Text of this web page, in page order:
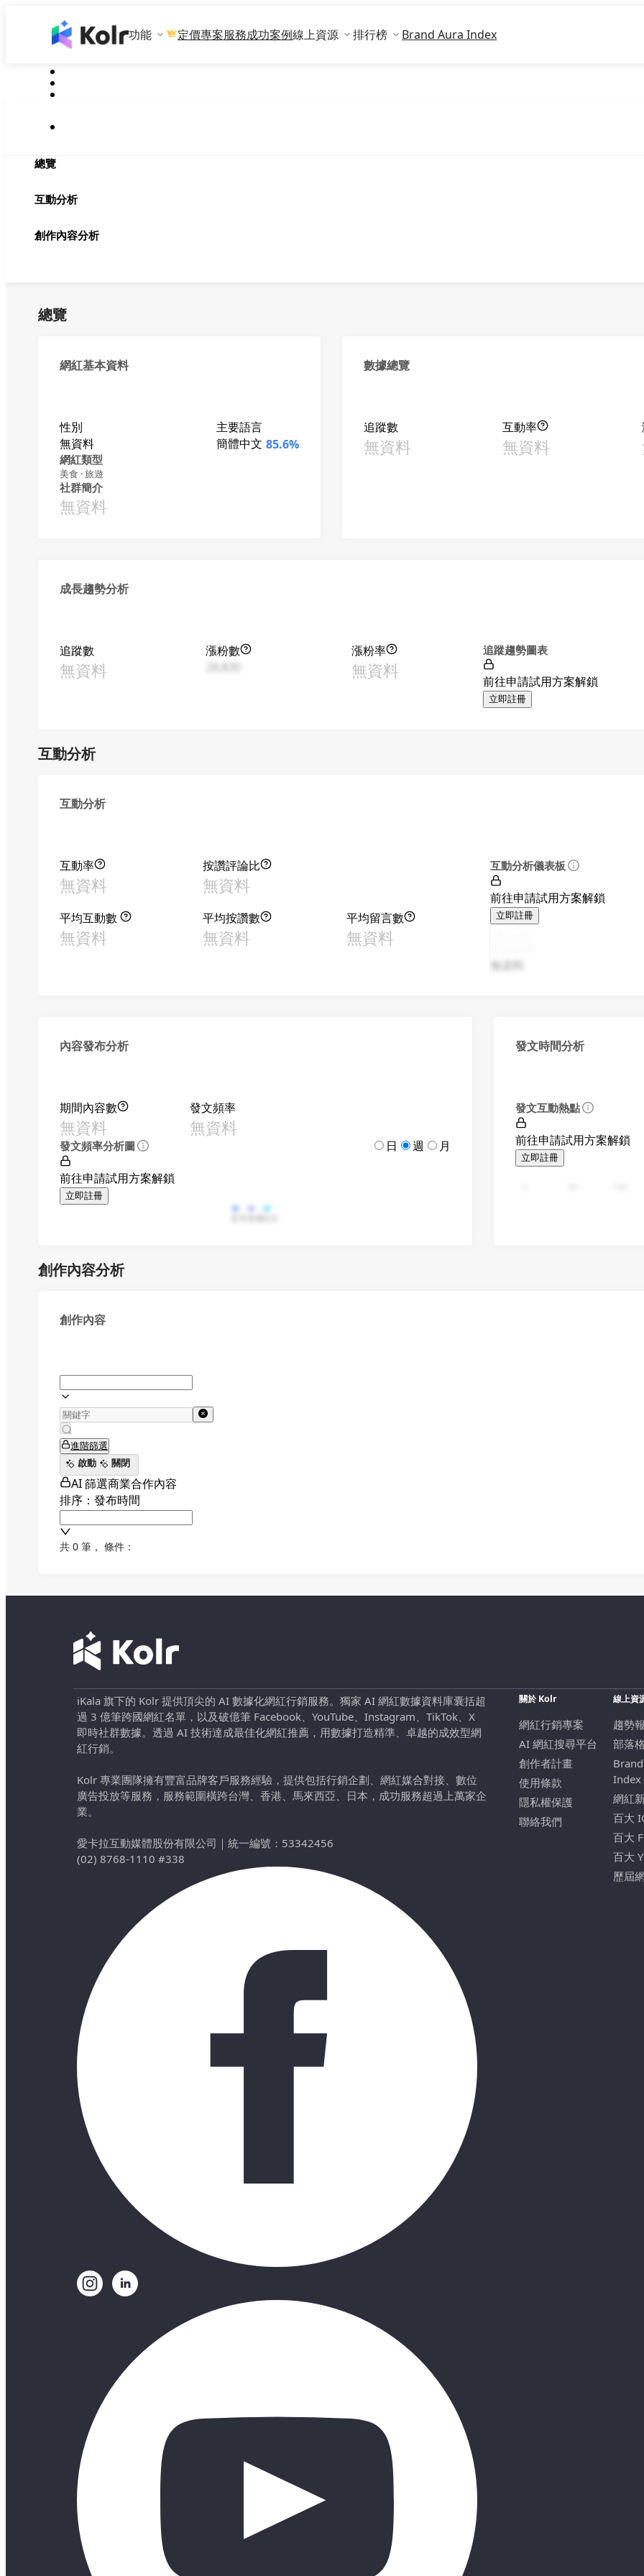
功能 定價專案服務成功案例線上資源 排行榜 Brand Aura Index
總覽
互動分析
創作內容分析
總覽
網紅基本資料
性別
無資料
主要語言
簡體中文 85.6%
網紅類型
美食 · 旅遊
社群簡介
無資料
數據總覽
追蹤數
無資料
互動率
無資料
成長趨勢分析
追蹤數
無資料
漲粉數
漲粉率
無資料
追蹤趨勢圖表
前往申請試用方案解鎖
立即註冊
互動分析
互動分析
互動率
無資料
按讚評論比
無資料
平均互動數
無資料
平均按讚數
無資料
平均留言數
無資料
互動分析儀表板
前往申請試用方案解鎖
立即註冊
無資料
內容發布分析
期間內容數
無資料
發文頻率
無資料
發文頻率分析圖 日 週 月
前往申請試用方案解鎖
立即註冊
發文時間分析
發文互動熱點
前往申請試用方案解鎖
立即註冊
創作內容分析
創作內容
進階篩選
啟動
關閉
AI 篩選商業合作內容
排序：發布時間
共 0 筆 ， 條件：
iKala 旗下的 Kolr 提供頂尖的 AI 數據化網紅行銷服務。獨家 AI 網紅數據資料庫囊括超
過 3 億筆跨國網紅名單，以及破億筆 Facebook、YouTube、Instagram、TikTok、X
即時社群數據。透過 AI 技術達成最佳化網紅推薦，用數據打造精準、卓越的成效型網
紅行銷。
Kolr 專業團隊擁有豐富品牌客戶服務經驗，提供包括行銷企劃、網紅媒合對接、數位
廣告投放等服務，服務範圍橫跨台灣、香港、馬來西亞、日本，成功服務超過上萬家企
業。
愛卡拉互動媒體股份有限公司 ｜ 統一編號：53342456
(02) 8768-1110 #338
關於 Kolr
網紅行銷專案
AI 網紅搜尋平台
創作者計畫
使用條款
隱私權保護
聯絡我們
線上資
趨勢
部落格
Index
網紅
百大
百大
百大
歷屆